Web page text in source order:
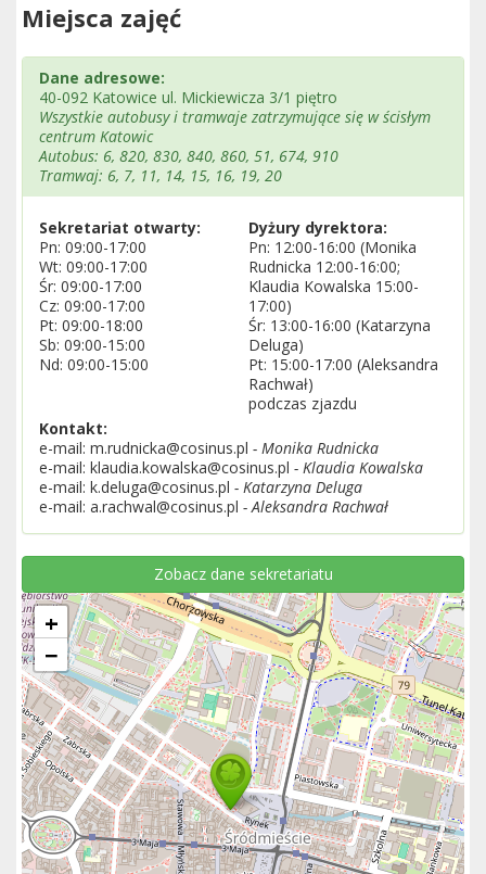
Miejsca zajęć
Dane adresowe:
40-092 Katowice ul. Mickiewicza 3/1 piętro
Wszystkie autobusy i tramwaje zatrzymujące się w ścisłym
centrum Katowic
Autobus: 6, 820, 830, 840, 860, 51, 674, 910
Tramwaj: 6, 7, 11, 14, 15, 16, 19, 20
Sekretariat otwarty:
Pn: 09:00-17:00
Wt: 09:00-17:00
Śr: 09:00-17:00
Cz: 09:00-17:00
Pt: 09:00-18:00
Sb: 09:00-15:00
Nd: 09:00-15:00
Dyżury dyrektora:
Pn: 12:00-16:00 (Monika
Rudnicka 12:00-16:00;
Klaudia Kowalska 15:00-
17:00)
Śr: 13:00-16:00 (Katarzyna
Deluga)
Pt: 15:00-17:00 (Aleksandra
Rachwał)
podczas zjazdu
Kontakt:
e-mail: m.rudnicka@cosinus.pl - Monika Rudnicka
e-mail: klaudia.kowalska@cosinus.pl - Klaudia Kowalska
e-mail: k.deluga@cosinus.pl - Katarzyna Deluga
e-mail: a.rachwal@cosinus.pl - Aleksandra Rachwał
Zobacz dane sekretariatu
+
−